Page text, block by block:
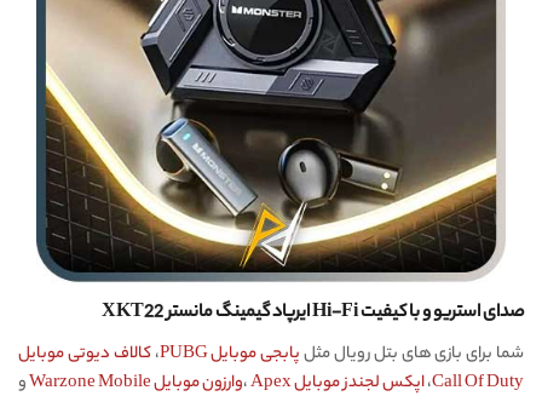
صدای استریو و با کیفیت Hi-Fi ایرپاد گیمینگ مانستر XKT22
شما برای بازی های بتل رویال مثلپابجی موبایل PUBG ،کالاف دیوتی موبایل
Call Of Duty،اپکس لجندز موبایل Apex ،وارزون موبایل Warzone Mobile و